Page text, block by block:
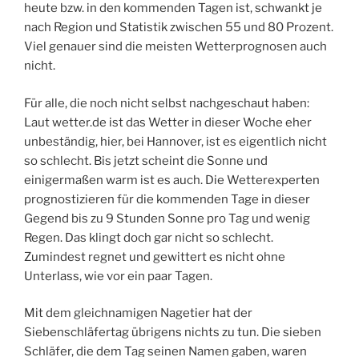
heute bzw. in den kommenden Tagen ist, schwankt je
nach Region und Statistik zwischen 55 und 80 Prozent.
Viel genauer sind die meisten Wetterprognosen auch
nicht.
Für alle, die noch nicht selbst nachgeschaut haben:
Laut wetter.de ist das Wetter in dieser Woche eher
unbeständig, hier, bei Hannover, ist es eigentlich nicht
so schlecht. Bis jetzt scheint die Sonne und
einigermaßen warm ist es auch. Die Wetterexperten
prognostizieren für die kommenden Tage in dieser
Gegend bis zu 9 Stunden Sonne pro Tag und wenig
Regen. Das klingt doch gar nicht so schlecht.
Zumindest regnet und gewittert es nicht ohne
Unterlass, wie vor ein paar Tagen.
Mit dem gleichnamigen Nagetier hat der
Siebenschläfertag übrigens nichts zu tun. Die sieben
Schläfer, die dem Tag seinen Namen gaben, waren